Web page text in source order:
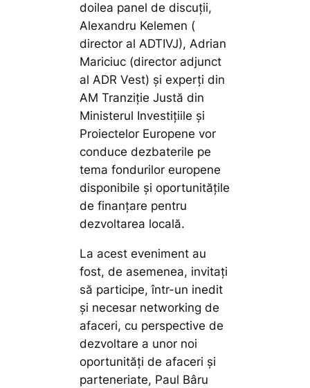
doilea panel de discuții,
Alexandru Kelemen (
director al ADTIVJ), Adrian
Mariciuc (director adjunct
al ADR Vest) și experți din
AM Tranziție Justă din
Ministerul Investițiile și
Proiectelor Europene vor
conduce dezbaterile pe
tema fondurilor europene
disponibile și oportunitățile
de finanțare pentru
dezvoltarea locală.
La acest eveniment au
fost, de asemenea, invitați
să participe, într-un inedit
și necesar networking de
afaceri, cu perspective de
dezvoltare a unor noi
oportunități de afaceri și
parteneriate, Paul Bâru